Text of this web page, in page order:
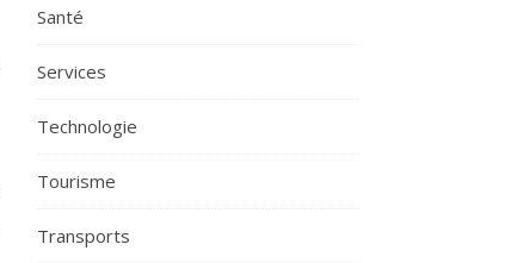
Santé
Services
Technologie
Tourisme
Transports